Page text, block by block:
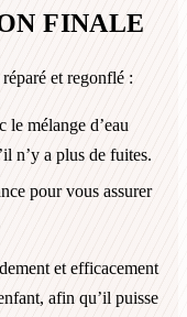
FINALE
et regonflé :
le mélange d’eau
n’y a plus de fuites.
pour vous assurer
et efficacement
afin qu’il puisse